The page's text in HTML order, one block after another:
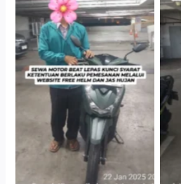
Cityplaza Jatinegara
Gedung Parkir P6A